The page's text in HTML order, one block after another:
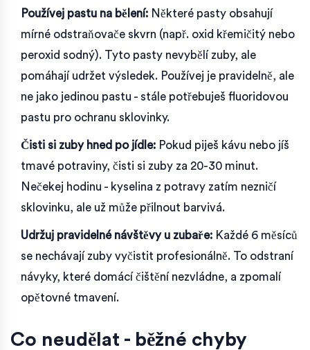
Používej pastu na bělení: Některé pasty obsahují
mírné odstraňovače skvrn (např. oxid křemičitý nebo
peroxid sodný). Tyto pasty nevybělí zuby, ale
pomáhají udržet výsledek. Používej je pravidelně, ale
ne jako jedinou pastu - stále potřebuješ fluoridovou
pastu pro ochranu sklovinky.
Čisti si zuby hned po jídle: Pokud piješ kávu nebo jíš
tmavé potraviny, čisti si zuby za 20-30 minut.
Nečekej hodinu - kyselina z potravy zatím nezničí
sklovinku, ale už může přilnout barvivá.
Udržuj pravidelné návštěvy u zubaře: Každé 6 měsíců
se nechávají zuby vyčistit profesionálně. To odstraní
návyky, které domácí čištění nezvládne, a zpomalí
opětovné tmavení.
Co neudělat - běžné chyby